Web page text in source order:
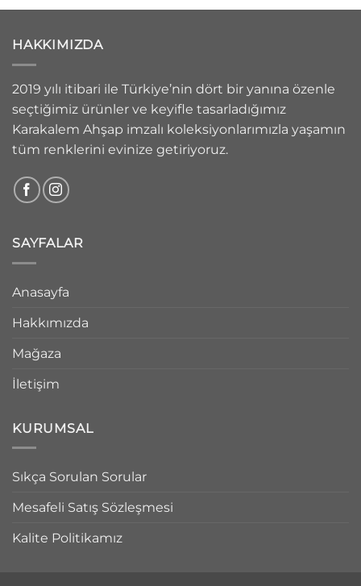
HAKKIMIZDA
2019 yılı itibari ile Türkiye’nin dört bir yanına özenle
seçtiğimiz ürünler ve keyifle tasarladığımız
Karakalem Ahşap imzalı koleksiyonlarımızla yaşamın
tüm renklerini evinize getiriyoruz.
SAYFALAR
Anasayfa
Hakkımızda
Mağaza
İletişim
KURUMSAL
Sıkça Sorulan Sorular
Mesafeli Satış Sözleşmesi
Kalite Politikamız